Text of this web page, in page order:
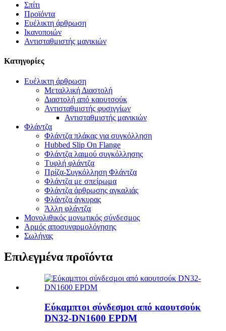
Σπίτι
Προϊόντα
Ευέλικτη άρθρωση
Ικανοποιών
Αντισταθμιστής μανικιών
Κατηγορίες
Ευέλικτη άρθρωση
Μεταλλική Διαστολή
Διαστολή από καουτσούκ
Αντισταθμιστής φυσιγγίων
Αντισταθμιστής μανικιών
Φλάντζα
Φλάντζα πλάκας για συγκόλληση
Hubbed Slip On Flange
Φλάντζα λαιμού συγκόλλησης
Τυφλή φλάντζα
Πρίζα-Συγκόλληση Φλάντζα
Φλάντζα με σπείρωμα
Φλάντζα άρθρωσης αγκαλιάς
Φλάντζα άγκυρας
Άλλη φλάντζα
Μονολιθικός μονωτικός σύνδεσμος
Αρμός αποσυναρμολόγησης
Σωλήνας
Επιλεγμένα προϊόντα
Εύκαμπτοι σύνδεσμοι από καουτσούκ
DN32-DN1600 EPDM